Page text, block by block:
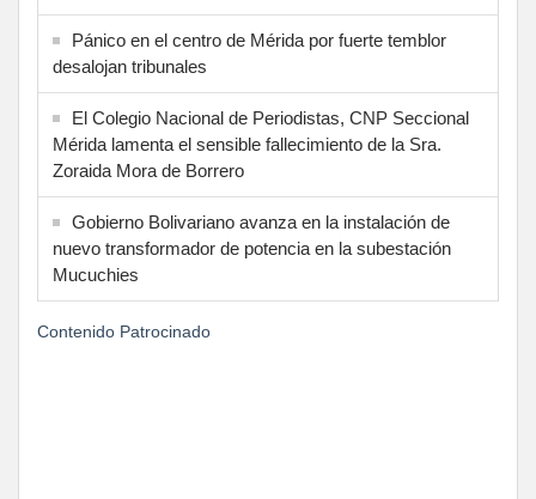
Pánico en el centro de Mérida por fuerte temblor
desalojan tribunales
El Colegio Nacional de Periodistas, CNP Seccional
Mérida lamenta el sensible fallecimiento de la Sra.
Zoraida Mora de Borrero
Gobierno Bolivariano avanza en la instalación de
nuevo transformador de potencia en la subestación
Mucuchies
Contenido Patrocinado